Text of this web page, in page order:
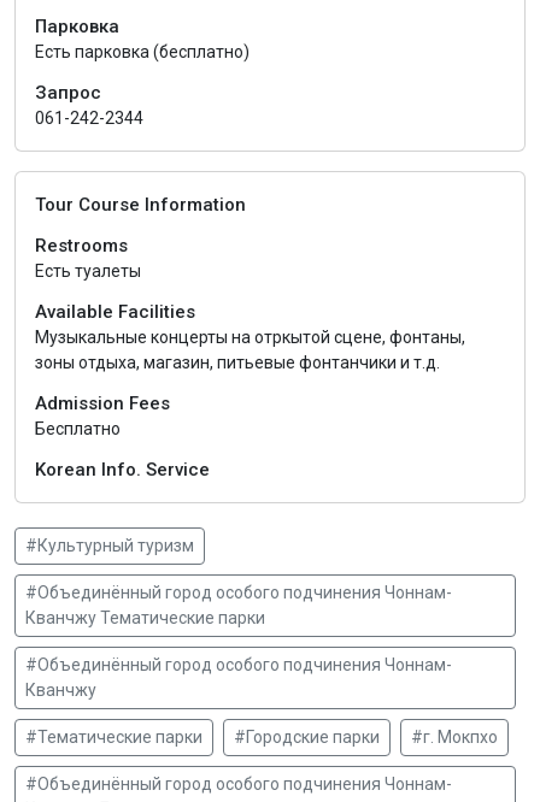
Парковка
Есть парковка (бесплатно)
Запрос
061-242-2344
Tour Course Information
Restrooms
Есть туалеты
Available Facilities
Музыкальные концерты на отркытой сцене, фонтаны,
зоны отдыха, магазин, питьевые фонтанчики и т.д.
Admission Fees
Бесплатно
Korean Info. Service
#Культурный туризм
#Объединённый город особого подчинения Чоннам-
Кванчжу Тематические парки
#Объединённый город особого подчинения Чоннам-
Кванчжу
#Тематические парки #Городские парки #г. Мокпхо
#Объединённый город особого подчинения Чоннам-